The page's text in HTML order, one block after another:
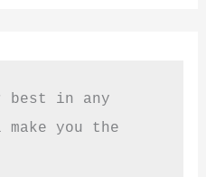
best in any
you the